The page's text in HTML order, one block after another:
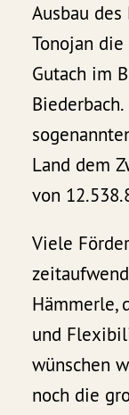
Ausbau
Tonojan
Gutach im
Land dem
von
Viele
Hämmerle,
und
wünschen
noch die